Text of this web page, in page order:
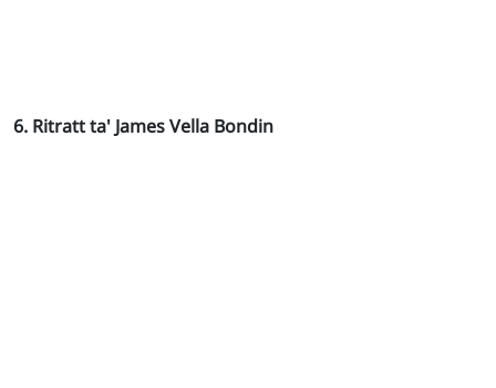
6. Ritratt ta' James Vella Bondin